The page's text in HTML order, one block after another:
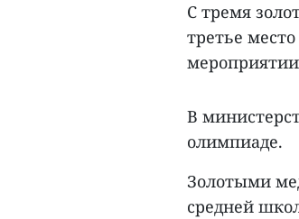
С тремя
третье
В
олимпиаде.
Золотыми
средней